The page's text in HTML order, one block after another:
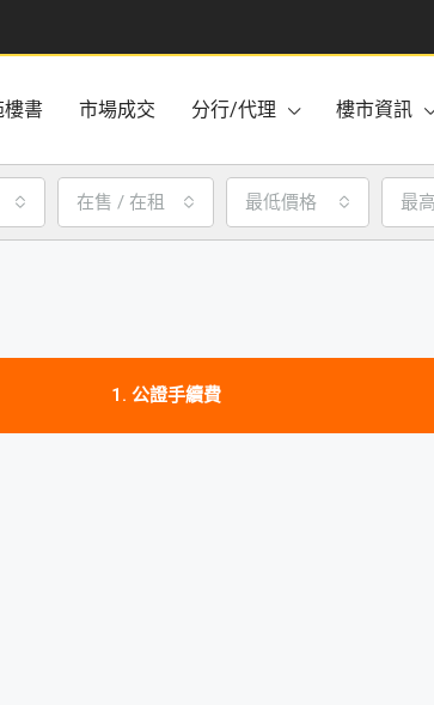
樓書 市場成交 分行/代理 樓市資訊
在售 / 在租 最低價格 最
1. 公證手續費